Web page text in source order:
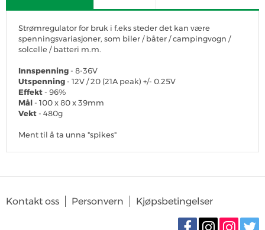
Strømregulator for bruk i f.eks steder det kan være
spenningsvariasjoner, som biler / båter / campingvogn /
solcelle / batteri m.m.
Innspenning - 8-36V
Utspenning - 12V / 20 (21A peak) +/- 0.25V
Effekt - 96%
Mål - 100 x 80 x 39mm
Vekt - 480g
Ment til å ta unna "spikes"
SKRIV OMTALE
produktet
Kontakt oss Personvern Kjøpsbetingelser